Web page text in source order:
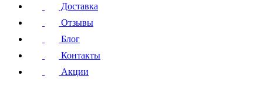
Доставка
Отзывы
Блог
Контакты
Акции